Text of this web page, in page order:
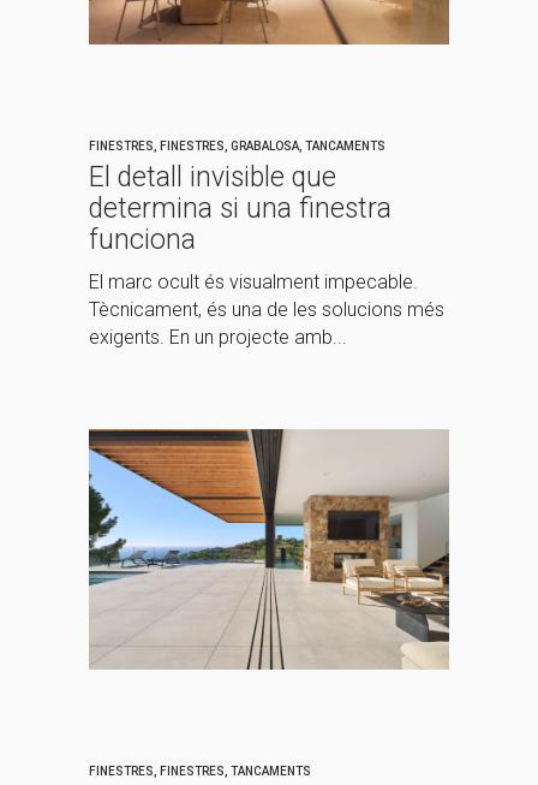
FINESTRES FINESTRES GRABALOSA TANCAMENTS
El detall invisible que
determina si una finestra
funciona
El marc ocult és visualment impecable.
Tècnicament, és una de les solucions més
exigents. En un projecte amb...
FINESTRES FINESTRES TANCAMENTS